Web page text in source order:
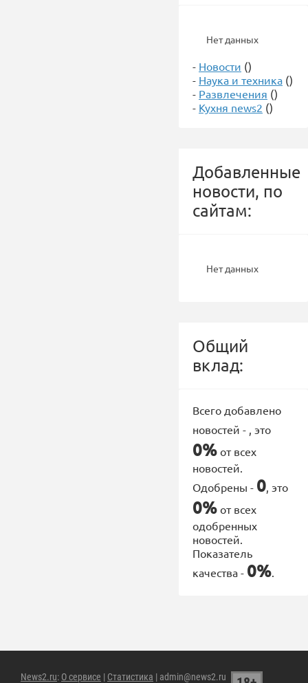
Нет данных
- Новости ()
- Наука и техника ()
- Развлечения ()
- Кухня news2 ()
Добавленные
новости, по
сайтам:
Нет данных
Общий
вклад:
Всего добавлено
новостей - , это
0% от всех
новостей.
Одобрены - 0, это
0% от всех
одобренных
новостей.
Показатель
качества - 0%.
News2.ru: О сервисе | Статистика | admin@news2.ru